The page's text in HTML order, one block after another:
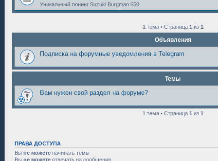
Уникальный тюнинг Suzuki Burgman 650
1 тема • Страница 1 из 1
Объявления
Подписка на форумные уведомления в Telegram
Темы
Вам нужен свой раздел на форуме?
1 тема • Страница 1 из 1
ПРАВА ДОСТУПА
Вы не можете начинать темы
Вы не можете отвечать на сообщения